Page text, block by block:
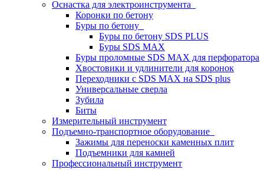
Оснастка для электроинструмента
Коронки по бетону
Буры по бетону
Буры по бетону SDS PLUS
Буры SDS MAX
Буры проломные SDS MAX для перфоратора
Хвостовики и удлинители для коронок
Переходники с SDS MAX на SDS plus
Универсальные сверла
Зубила
Биты
Измерительный инструмент
Подъемно-транспортное оборудование
Зажимы для переноски каменных плит
Подъемники для камней
Профессиональный инструмент